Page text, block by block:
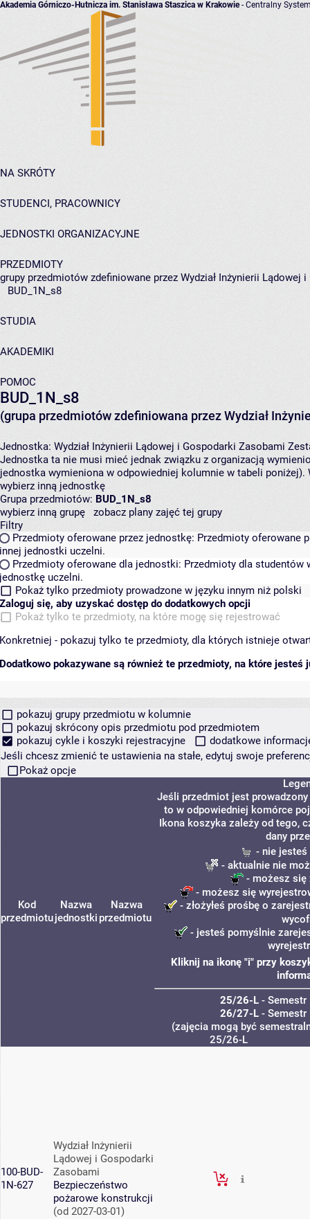
Akademia Górniczo-Hutnicza im. Stanisława Staszica w Krakowie- Centralny
NA SKRÓTY
STUDENCI, PRACOWNICY
JEDNOSTKI ORGANIZACYJNE
PRZEDMIOTY
grupy przedmiotów zdefiniowane przez Wydział Inżynierii Lądowej
BUD_1N_s8
STUDIA
AKADEMIKI
POMOC
BUD_1N_s8
(grupa przedmiotów zdefiniowana przez Wydział
Jednostka: Wydział Inżynierii Lądowej i Gospodarki Zasobami
Jednostka ta nie musi mieć jednak związku z organizacją
jednostka wymieniona w odpowiedniej kolumnie w tabeli
wybierz inną jednostkę
Grupa przedmiotów: BUD_1N_s8
wybierz inną grupę
zobacz plany zajęć tej grupy
Filtry
Przedmioty oferowane przez jednostkę: Przedmioty oferowane
innej jednostki uczelni.
Przedmioty oferowane dla jednostki: Przedmioty dla studentów
jednostkę uczelni.
Pokaż tylko przedmioty prowadzone w języku innym niż polski
Zaloguj się, aby uzyskać dostęp do dodatkowych opcji
Pokaż tylko te przedmioty, na które mogę się rejestrować
Konkretniej - pokazuj tylko te przedmioty, dla których istnieje
Dodatkowo pokazywane są również te przedmioty, na które jesteś
pokazuj grupy przedmiotu w kolumnie
pokazuj skrócony opis przedmiotu pod przedmiotem
pokazuj cykle i koszyki rejestracyjne
dodatkowe
Jeśli chcesz zmienić te ustawienia na stałe, edytuj swoje
Pokaż opcje
Kod
przedmiotu
Nazwa
jednostki
Nazwa
przedmiotu
Jeśli przedmiot jest
to w odpowiedniej komórce
Ikona koszyka zależy od tego,
dany
- nie
- aktualnie nie
- możesz się
- możesz się
- złożyłeś prośbę o
- jesteś pomyślnie
Kliknij na ikonę "i" przy
25/26-L- Semestr
26/27-L- Semestr
(zajęcia mogą być
25/26-L
100-BUD-
1N-627
Wydział Inżynierii
Lądowej i Gospodarki
Zasobami
Bezpieczeństwo
pożarowe konstrukcji
(od 2027-03-01)